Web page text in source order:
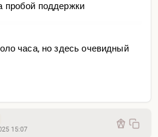
пробой поддержки
часа, но здесь очевидный
15:07